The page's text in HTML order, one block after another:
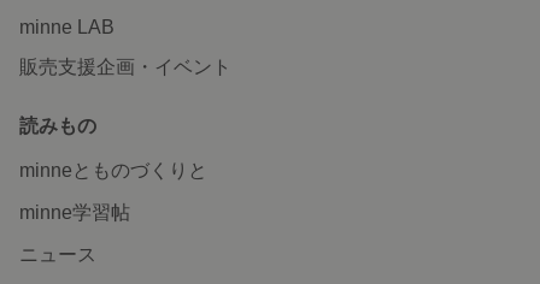
minne LAB
販売支援企画・イベント
読みもの
minneとものづくりと
minne学習帖
ニュース